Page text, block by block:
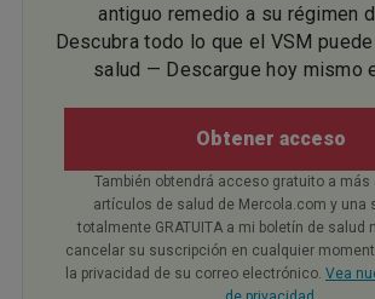
antiguo remedio a su régimen
Descubra todo lo que el VSM
salud — Descargue hoy mismo
Obtener acceso
También obtendrá acceso gratuito a más
artículos de salud de Mercola.com y una
totalmente GRATUITA a mi boletín de salud
cancelar su suscripción en cualquier
la privacidad de su correo electrónico. Vea